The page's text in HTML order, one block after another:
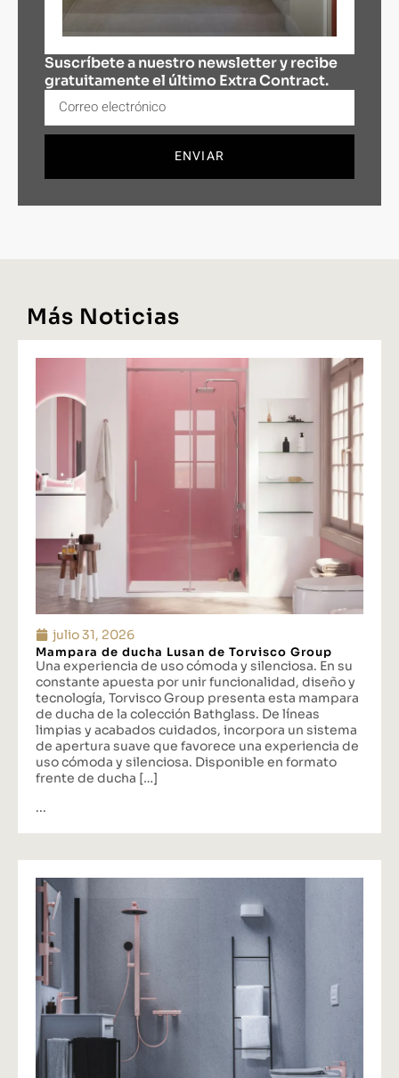
Suscríbete a nuestro newsletter y recibe
gratuitamente el último Extra Contract.
ENVIAR
Más Noticias
julio 31, 2026
Mampara de ducha Lusan de Torvisco Group
Una experiencia de uso cómoda y silenciosa. En su
constante apuesta por unir funcionalidad, diseño y
tecnología, Torvisco Group presenta esta mampara
de ducha de la colección Bathglass. De líneas
limpias y acabados cuidados, incorpora un sistema
de apertura suave que favorece una experiencia de
uso cómoda y silenciosa. Disponible en formato
frente de ducha […]
...